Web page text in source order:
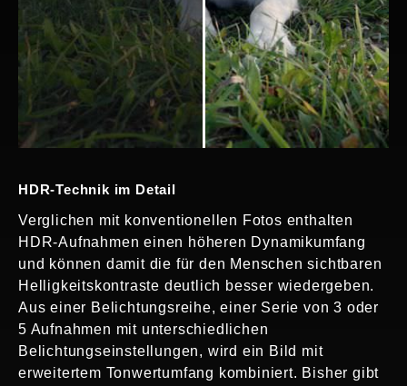
HDR-Technik im Detail
Verglichen mit konventionellen Fotos enthalten
HDR-Aufnahmen einen höheren Dynamikumfang
und können damit die für den Menschen sichtbaren
Helligkeitskontraste deutlich besser wiedergeben.
Aus einer Belichtungsreihe, einer Serie von 3 oder
5 Aufnahmen mit unterschiedlichen
Belichtungseinstellungen, wird ein Bild mit
erweitertem Tonwertumfang kombiniert. Bisher gibt